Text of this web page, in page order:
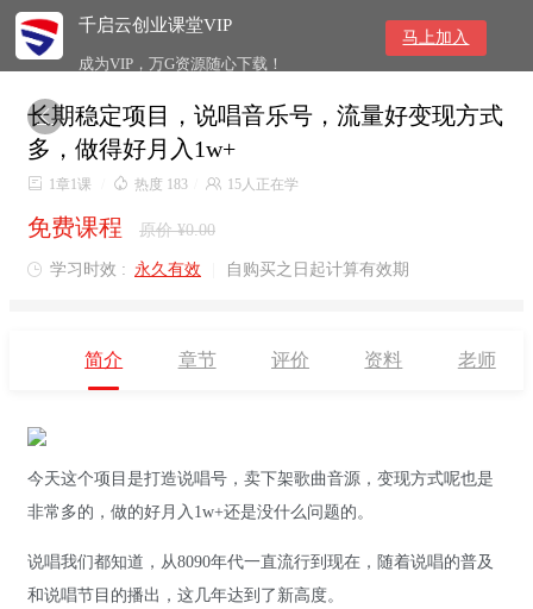
千启云创业课堂VIP
成为VIP，万G资源随心下载！
马上加入

长期稳定项目，说唱音乐号，流量好变现方式
多，做得好月入1w+
 1章1课  热度 183  15人正在学
免费课程 原价 ¥0.00
 学习时效 : 永久有效 自购买之日起计算有效期
简介 章节 评价 资料 老师
今天这个项目是打造说唱号，卖下架歌曲音源，变现方式呢也是
非常多的，做的好月入1w+还是没什么问题的。
说唱我们都知道，从8090年代一直流行到现在，随着说唱的普及
和说唱节目的播出，这几年达到了新高度。